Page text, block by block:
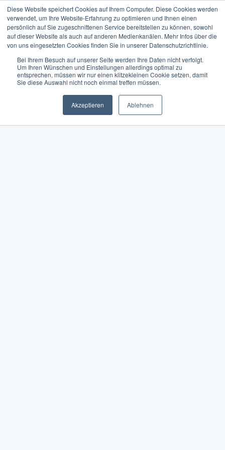
Diese Website speichert Cookies auf Ihrem Computer. Diese Cookies werden
verwendet, um Ihre Website-Erfahrung zu optimieren und Ihnen einen
persönlich auf Sie zugeschnittenen Service bereitstellen zu können, sowohl
auf dieser Website als auch auf anderen Medienkanälen. Mehr Infos über die
von uns eingesetzten Cookies finden Sie in unserer Datenschutzrichtlinie.
Bei Ihrem Besuch auf unserer Seite werden Ihre Daten nicht verfolgt.
Um Ihren Wünschen und Einstellungen allerdings optimal zu
entsprechen, müssen wir nur einen klitzekleinen Cookie setzen, damit
Sie diese Auswahl nicht noch einmal treffen müssen.
Akzeptieren Ablehnen